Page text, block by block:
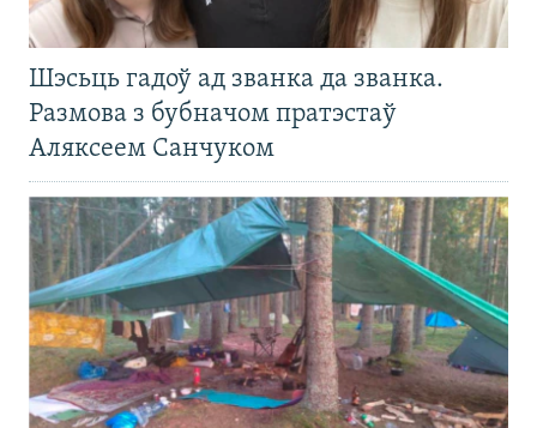
Шэсьць гадоў ад званка да званка.
Размова з бубначом пратэстаў
Аляксеем Санчуком